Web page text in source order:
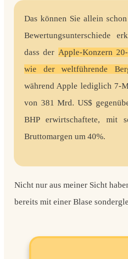
Das können Sie allein
Bewertungsunterschiede
dass der Apple-Konzern
wie der weltführende
während Apple lediglich 7-
von 381 Mrd. US$
BHP erwirtschaftete, mit
Bruttomargen um 40%.
Nicht nur aus meiner Sicht
bereits mit einer Blase